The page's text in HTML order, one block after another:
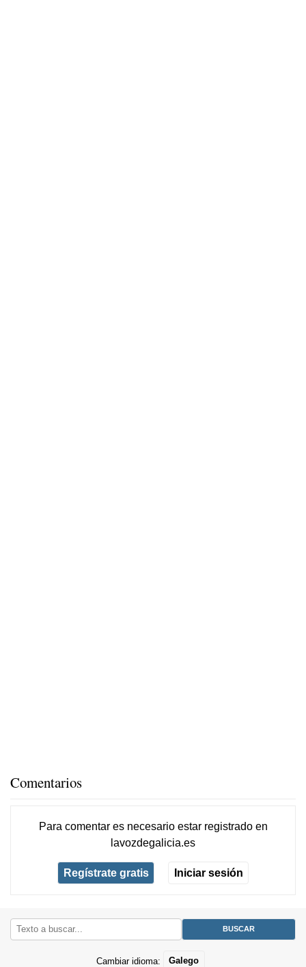
Comentarios
Para comentar es necesario estar registradoen
lavozdegalicia.es
Regístrate gratis Iniciar sesión
Cambiar idioma: Galego